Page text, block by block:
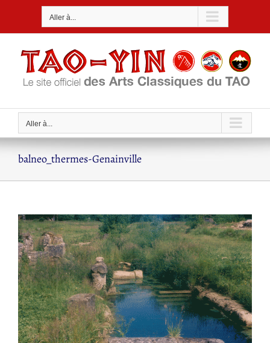
Aller à...
Aller à...
balneo_thermes-Genainville